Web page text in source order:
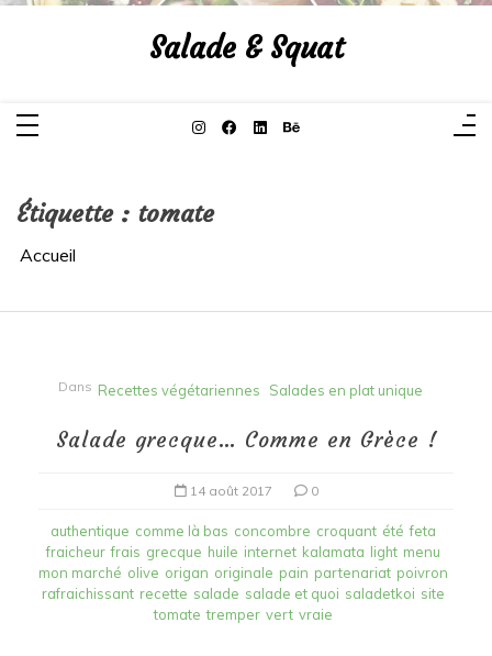
Aller
Salade & Squat
Étiquette : tomate
Accueil
Dans Recettes végétariennes Salades en plat unique
Salade grecque… Comme en Grèce !
14 août 2017 0
authentique comme là bas concombre croquant été feta
fraicheur frais grecque huile internet kalamata light menu
mon marché olive origan originale pain partenariat poivron
rafraichissant recette salade salade et quoi saladetkoi site
tomate tremper vert vraie